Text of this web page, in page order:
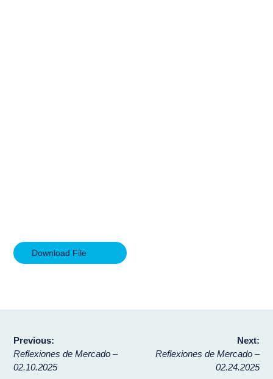
Download File
Navegación
de
Previous:
Reflexiones de Mercado –
02.10.2025
Next:
Reflexiones de Mercado –
02.24.2025